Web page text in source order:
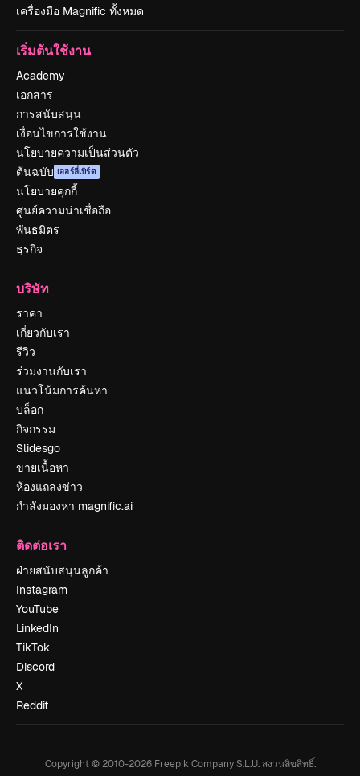
เครื่องมือ Magnific ทั้งหมด
เริ่มต้นใช้งาน
Academy
เอกสาร
การสนับสนุน
เงื่อนไขการใช้งาน
นโยบายความเป็นส่วนตัว
ต้นฉบับ เออร์ลี่เบิร์ด
นโยบายคุกกี้
ศูนย์ความน่าเชื่อถือ
พันธมิตร
ธุรกิจ
บริษัท
ราคา
เกี่ยวกับเรา
รีวิว
ร่วมงานกับเรา
แนวโน้มการค้นหา
บล็อก
กิจกรรม
Slidesgo
ขายเนื้อหา
ห้องแถลงข่าว
กำลังมองหา magnific.ai
ติดต่อเรา
ฝ่ายสนับสนุนลูกค้า
Instagram
YouTube
LinkedIn
TikTok
Discord
X
Reddit
Copyright © 2010-2026Freepik Company S.L.U. สงวนลิขสิทธิ์.